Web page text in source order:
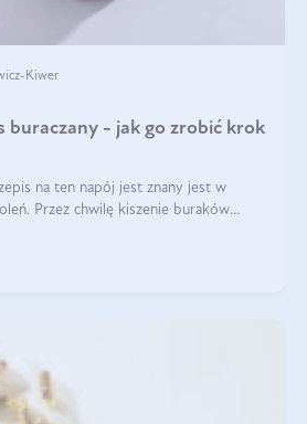
Kiwer
buraczany - jak go zrobić krok
na ten napój jest znany jest w
Przez chwilę kiszenie buraków